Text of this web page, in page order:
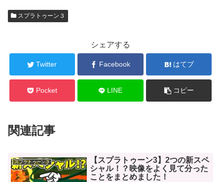
スプラトゥーン３
シェアする
Twitter Facebook はてブ
Pocket LINE コピー
関連記事
スプラトゥーン３
【スプラトゥーン3】2つの新スペ
シャル！？映像をよく見て分った
ことをまとめました！